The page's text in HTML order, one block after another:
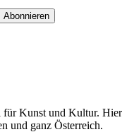
Abonnieren
Kunst und Kultur.
und ganz Österreich.